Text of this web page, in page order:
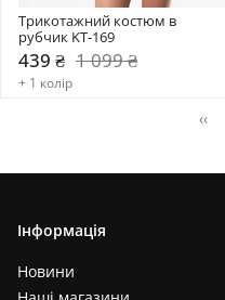
Трикотажний костюм в
рубчик KT-169
439 ₴ 1 099 ₴
+ 1 колір
‹‹
Інформація
Новини